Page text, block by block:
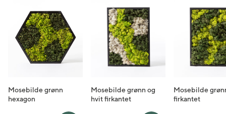
Mosebilde grønn
hexagon
Mosebilde grønn og
hvit firkantet
Mosebilde
firkantet